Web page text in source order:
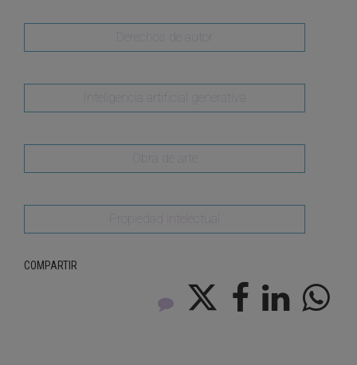
Derechos de autor
Inteligencia artificial generativa
Obra de arte
Propiedad intelectual
COMPARTIR